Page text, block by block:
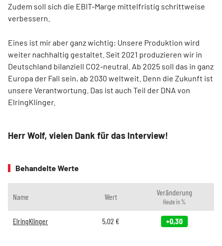
Zudem soll sich die EBIT-Marge mittelfristig schrittweise
verbessern.
Eines ist mir aber ganz wichtig: Unsere Produktion wird
weiter nachhaltig gestaltet. Seit 2021 produzieren wir in
Deutschland bilanziell CO2-neutral. Ab 2025 soll das in ganz
Europa der Fall sein, ab 2030 weltweit. Denn die Zukunft ist
unsere Verantwortung. Das ist auch Teil der DNA von
ElringKlinger.
Herr Wolf, vielen Dank für das Interview!
Behandelte Werte
Name Wert Veränderung
Heute in %
ElringKlinger 5,02 € +0,30